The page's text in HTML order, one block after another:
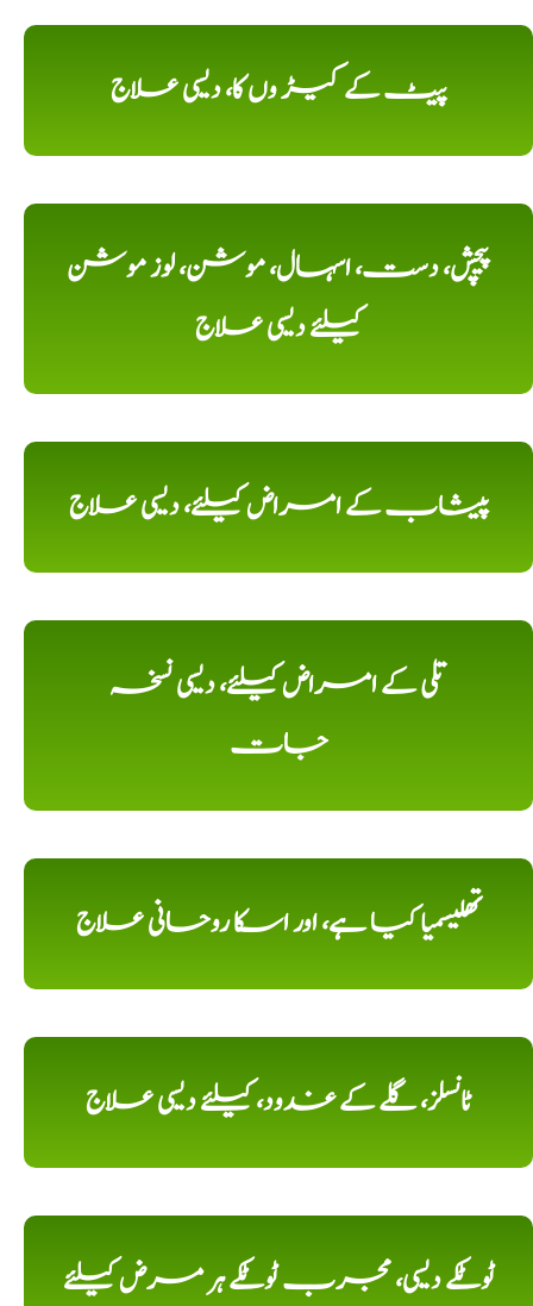
پیٹ کے کیڑ وں کا، دیسی علاج
پیچش، دست، اسہال، موشن، لوز موشن
کیلئے دیسی علاج
پیشاب کے امراض کیلئے، دیسی علاج
تلی کے امراض کیلئے، دیسی نسخہ
جات
تھلیسمیا کیا ہے، اور اسکا روحانی علاج
ٹانسلز، گلے کے غدود، کیلئے دیسی علاج
ٹوٹکے دیسی، مجرب ٹوٹکے ہر مرض کیلئے